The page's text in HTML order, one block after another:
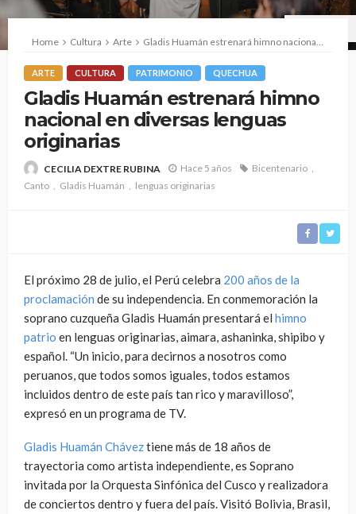
Home
Cultura Arte Gladis Huamán estrenará himno nacional en diversas lenguas originarias
ARTE CULTURA PATRIMONIO QUECHUA
Gladis Huamán estrenará himno
nacional en diversas lenguas
originarias
CECILIA DEXTRE RUBINA Hace 5 años
Bicentenario
Canto
Gladis Huamán lenguas originarias
El próximo 28 de julio, el Perú celebra 200 años de la
proclamación de su independencia. En conmemoración la
soprano cuzqueña Gladis Huamán presentará el himno
patrio en lenguas originarias, aimara, ashaninka, shipibo y
español. “Un inicio, para decirnos a nosotros como
peruanos, que todos somos iguales, todos estamos
incluidos dentro de este país tan rico y maravilloso”,
expresó en un programa de TV.
Gladis Huamán Cháveztiene más de 18 años de
trayectoria como artista independiente, es Soprano
invitada por la Orquesta Sinfónica del Cusco y realizadora
de conciertos dentro y fuera del país. Visitó Bolivia, Brasil,